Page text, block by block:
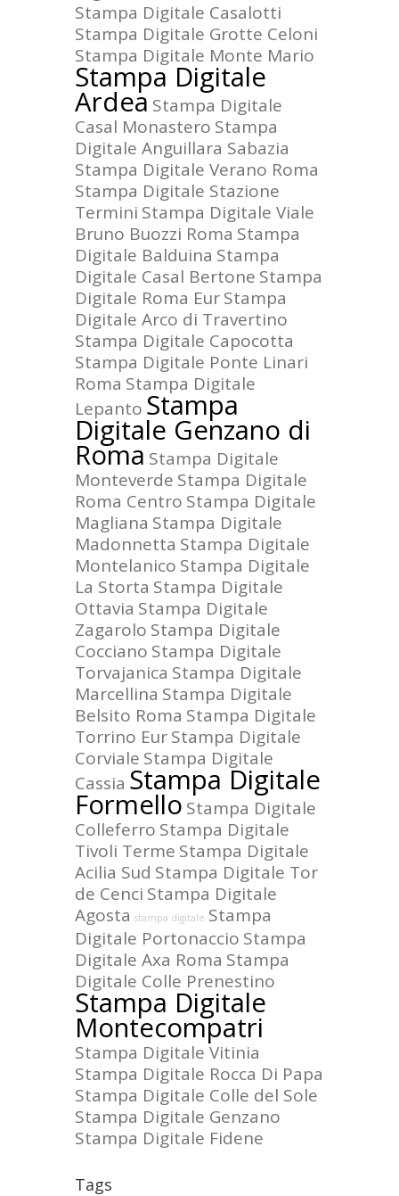
Stampa Digitale Casalotti
Stampa Digitale Grotte Celoni
Stampa Digitale Monte Mario
Stampa Digitale
Ardea Stampa Digitale
Casal Monastero Stampa
Digitale Anguillara Sabazia
Stampa Digitale Verano Roma
Stampa Digitale Stazione
Termini Stampa Digitale Viale
Bruno Buozzi Roma Stampa
Digitale Balduina Stampa
Digitale Casal Bertone Stampa
Digitale Roma EurStampa
Digitale Arco di Travertino
Stampa Digitale Capocotta
Stampa Digitale Ponte Linari
Roma Stampa Digitale
Lepanto Stampa
Digitale Genzano di
Roma Stampa Digitale
Monteverde Stampa Digitale
Roma Centro Stampa Digitale
Magliana Stampa Digitale
Madonnetta Stampa Digitale
Montelanico Stampa Digitale
La Storta Stampa Digitale
Ottavia Stampa Digitale
Zagarolo Stampa Digitale
Cocciano Stampa Digitale
Torvajanica Stampa Digitale
Marcellina Stampa Digitale
Belsito Roma Stampa Digitale
Torrino EurStampa Digitale
Corviale Stampa Digitale
Cassia Stampa Digitale
Formello Stampa Digitale
Colleferro Stampa Digitale
Tivoli Terme Stampa Digitale
Acilia Sud Stampa Digitale Tor
de Cenci Stampa Digitale
Agosta stampa digitale Stampa
Digitale Portonaccio Stampa
Digitale Axa Roma Stampa
Digitale Colle Prenestino
Stampa Digitale
Montecompatri
Stampa Digitale Vitinia
Stampa Digitale Rocca Di Papa
Stampa Digitale Colle del Sole
Stampa Digitale Genzano
Stampa Digitale Fidene
Tags